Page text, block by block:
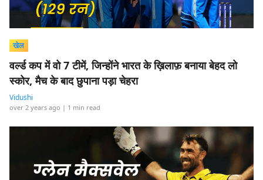
खेल
वर्ल्ड कप में वो 7 टीमें, जिन्होंने भारत के ख़िलाफ़ बनाया बेहद लो
स्कोर, मैच के बाद छुपाना पड़ा चेहरा
Vidushi
over 2 years ago | 1 min read